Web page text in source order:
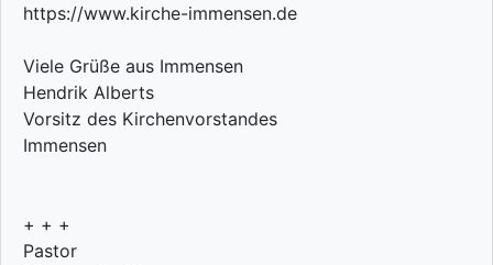
https://www.kirche-immensen.de
Viele Grüße aus Immensen
Hendrik Alberts
Vorsitz des Kirchenvorstandes
Immensen
+ + +
Pastor